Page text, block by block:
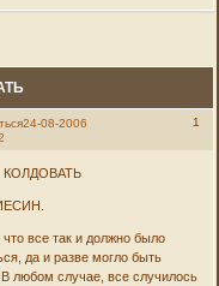
1
24-08-2006
КОЛДОВАТЬ
все так и должно было
да и разве могло быть
любом случае, все случилось